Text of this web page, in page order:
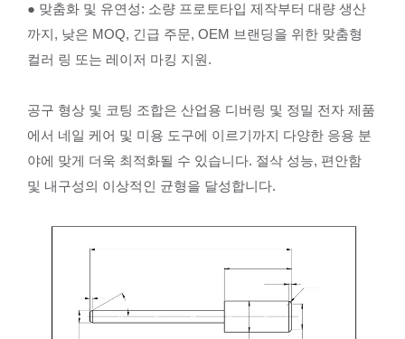
● 맞춤화 및 유연성: 소량 프로토타입 제작부터 대량 생산
까지, 낮은 MOQ, 긴급 주문, OEM 브랜딩을 위한 맞춤형
컬러 링 또는 레이저 마킹 지원.
공구 형상 및 코팅 조합은 산업용 디버링 및 정밀 전자 제품
에서 네일 케어 및 미용 도구에 이르기까지 다양한 응용 분
야에 맞게 더욱 최적화될 수 있습니다. 절삭 성능, 편안함
및 내구성의 이상적인 균형을 달성합니다.